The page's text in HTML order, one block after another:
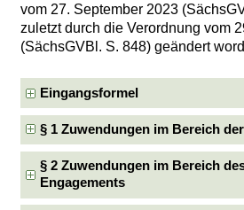
vom 27. September 2023
zuletzt durch die Verordnung vom
(SächsGVBl. S. 848) geändert
Eingangsformel
§ 1 Zuwendungen im Bereich
§ 2 Zuwendungen im Bereich
Engagements